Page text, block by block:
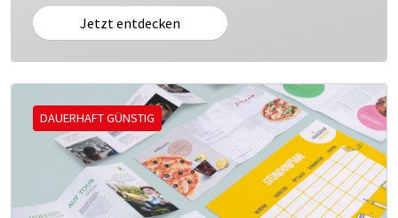
Jetzt entdecken
DAUERHAFT GÜNSTIG